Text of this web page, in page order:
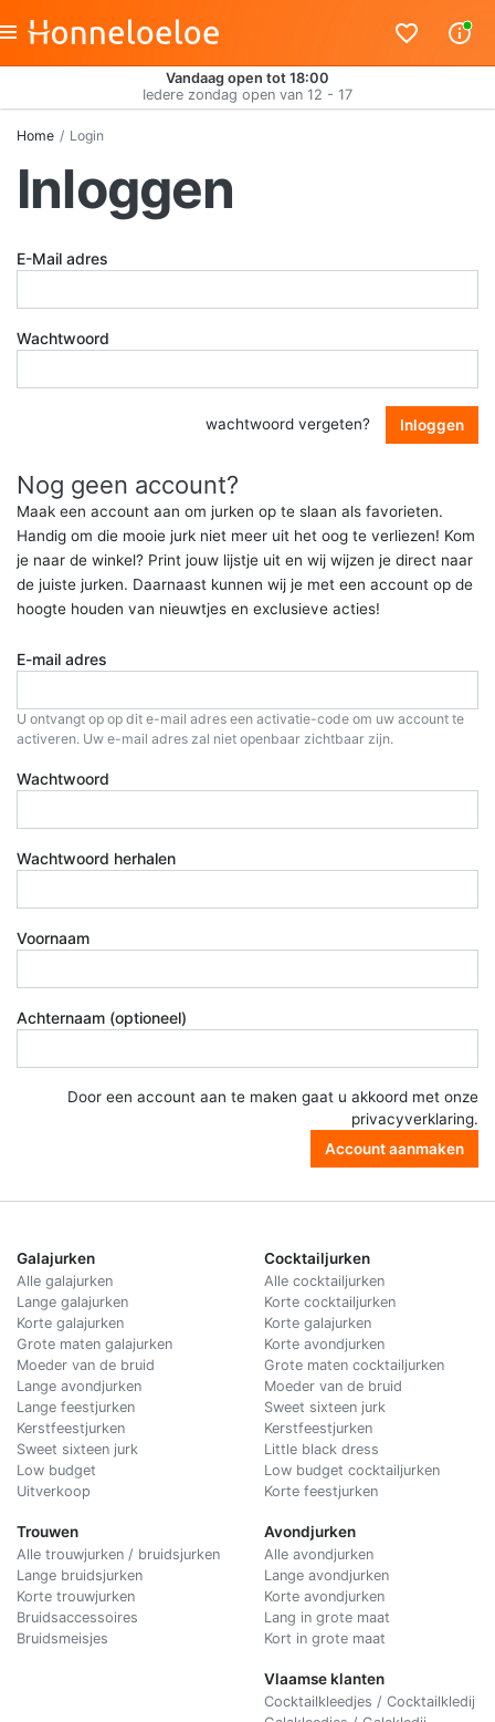
Vandaag open tot 18:00
Iedere zondag open van 12 - 17
Home Login
Inloggen
E-Mail adres
Wachtwoord
wachtwoord vergeten? Inloggen
Nog geen account?
Maak een account aan om jurken op te slaan als favorieten.
Handig om die mooie jurk niet meer uit het oog te verliezen! Kom
je naar de winkel? Print jouw lijstje uit en wij wijzen je direct naar
de juiste jurken. Daarnaast kunnen wij je met een account op de
hoogte houden van nieuwtjes en exclusieve acties!
E-mail adres
U ontvangt op op dit e-mail adres een activatie-code om uw account te
activeren. Uw e-mail adres zal niet openbaar zichtbaar zijn.
Wachtwoord
Wachtwoord herhalen
Voornaam
Achternaam (optioneel)
Door een account aan te maken gaat u akkoord met onze
privacyverklaring.
Account aanmaken
Galajurken
Alle galajurken
Lange galajurken
Korte galajurken
Grote maten galajurken
Moeder van de bruid
Lange avondjurken
Lange feestjurken
Kerstfeestjurken
Sweet sixteen jurk
Low budget
Uitverkoop
Trouwen
Alle trouwjurken / bruidsjurken
Lange bruidsjurken
Korte trouwjurken
Bruidsaccessoires
Bruidsmeisjes
Cocktailjurken
Alle cocktailjurken
Korte cocktailjurken
Korte galajurken
Korte avondjurken
Grote maten cocktailjurken
Moeder van de bruid
Sweet sixteen jurk
Kerstfeestjurken
Little black dress
Low budget cocktailjurken
Korte feestjurken
Avondjurken
Alle avondjurken
Lange avondjurken
Korte avondjurken
Lang in grote maat
Kort in grote maat
Vlaamse klanten
Cocktailkleedjes / Cocktailkledij